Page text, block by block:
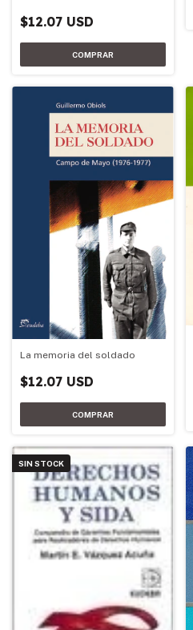
$12.07 USD
La memoria del soldado
$12.07 USD
SIN STOCK